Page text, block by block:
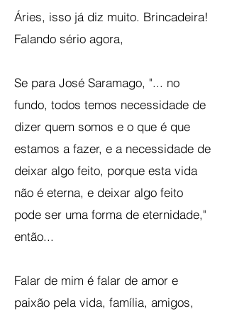
Áries, isso já diz muito. Brincadeira!
Falando sério agora,
Se para José Saramago, "... no
fundo, todos temos necessidade de
dizer quem somos e o que é que
estamos a fazer, e a necessidade de
deixar algo feito, porque esta vida
não é eterna, e deixar algo feito
pode ser uma forma de eternidade,"
então...
Falar de mim é falar de amor e
paixão pela vida, família, amigos,